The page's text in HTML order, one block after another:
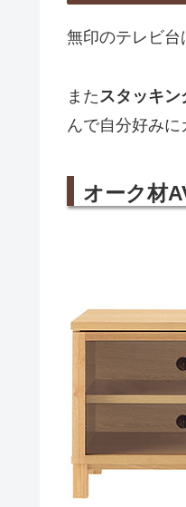
無印のテレビ台
また スタッキン
んで自分好みに
オーク材